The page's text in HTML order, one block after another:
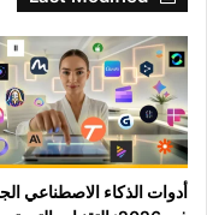
أدوات الذكاء الاصطناعي